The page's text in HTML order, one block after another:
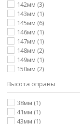
142мм (3)
143мм (1)
145мм (6)
146мм (1)
147мм (1)
148мм (2)
149мм (1)
150мм (2)
Высота оправы
38мм (1)
41мм (1)
43мм (1)